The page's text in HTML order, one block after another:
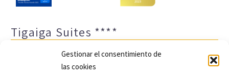
Gestionar el consentimiento de
las cookies
Tigaiga Suites ****